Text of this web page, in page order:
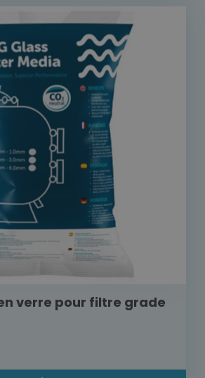
verre pour filtre grade